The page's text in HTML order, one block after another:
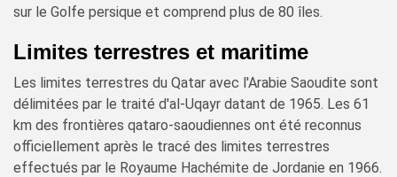
sur le Golfe persique et comprend plus de 80 îles.
Limites terrestres et maritime
Les limites terrestres du Qatar avec l'Arabie Saoudite sont
délimitées par le traité d'al-Uqayr datant de 1965. Les 61
km des frontières qataro-saoudiennes ont été reconnus
officiellement après le tracé des limites terrestres
effectués par le Royaume Hachémite de Jordanie en 1966.